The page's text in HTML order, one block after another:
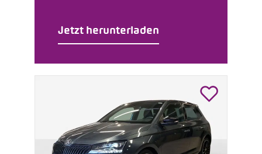
Jetzt herunterladen